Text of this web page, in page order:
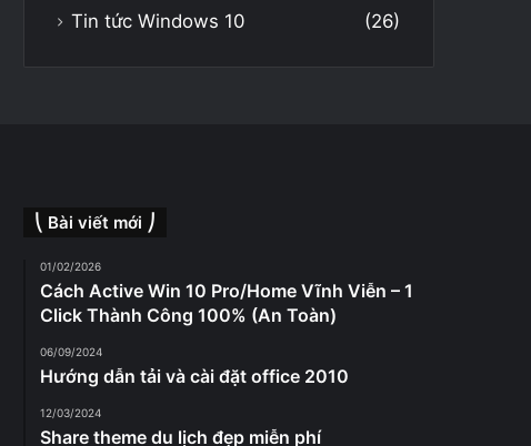
Tin tức Windows 10
(26)
⎝ Bài viết mới ⎠
01/02/2026
Cách Active Win 10 Pro/Home Vĩnh Viễn – 1
Click Thành Công 100% (An Toàn)
06/09/2024
Hướng dẫn tải và cài đặt office 2010
12/03/2024
Share theme du lịch đẹp miễn phí